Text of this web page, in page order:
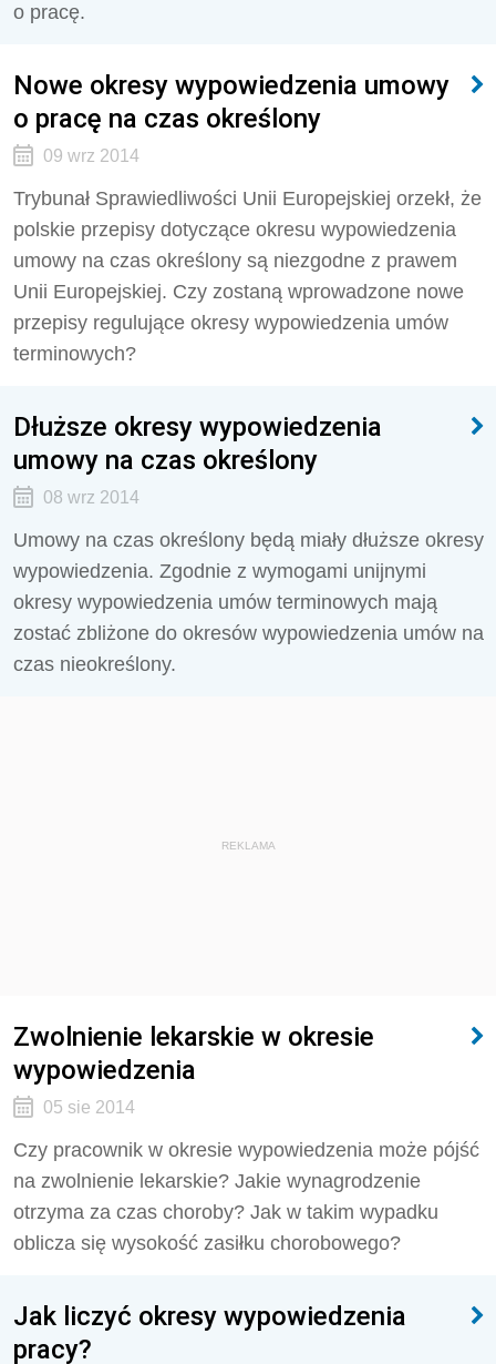
o pracę.
Nowe okresy wypowiedzenia umowy
o pracę na czas określony
09 wrz 2014
Trybunał Sprawiedliwości Unii Europejskiej orzekł, że
polskie przepisy dotyczące okresu wypowiedzenia
umowy na czas określony są niezgodne z prawem
Unii Europejskiej. Czy zostaną wprowadzone nowe
przepisy regulujące okresy wypowiedzenia umów
terminowych?
Dłuższe okresy wypowiedzenia
umowy na czas określony
08 wrz 2014
Umowy na czas określony będą miały dłuższe okresy
wypowiedzenia. Zgodnie z wymogami unijnymi
okresy wypowiedzenia umów terminowych mają
zostać zbliżone do okresów wypowiedzenia umów na
czas nieokreślony.
REKLAMA
Zwolnienie lekarskie w okresie
wypowiedzenia
05 sie 2014
Czy pracownik w okresie wypowiedzenia może pójść
na zwolnienie lekarskie? Jakie wynagrodzenie
otrzyma za czas choroby? Jak w takim wypadku
oblicza się wysokość zasiłku chorobowego?
Jak liczyć okresy wypowiedzenia
pracy?